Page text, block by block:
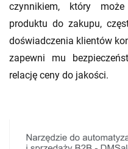
czynnikiem, który
produktu do zakupu,
doświadczenia klientów
zapewni mu
relację ceny do jakości.